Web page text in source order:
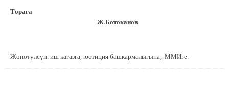
Төрага
Ж.Ботоканов
Жөнөтүлсүн: иш кагазга, юстиция башкармалыгына, ММИге.